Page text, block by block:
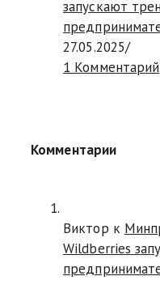
запускают
27.05.2025/
1 Комментарий
Комментарии
Виктор к
Wildberries